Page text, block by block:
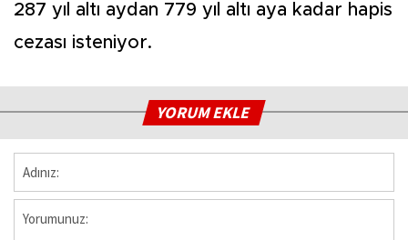
287 yıl altı aydan 779 yıl altı aya kadar hapis
cezası isteniyor.
YORUM EKLE